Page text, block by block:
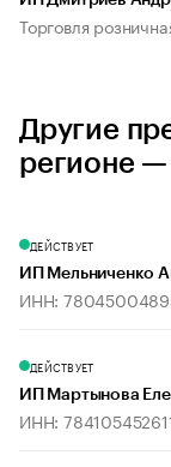
Торговля
Другие
регионе —
ДЕЙСТВУЕТ
ИП Мельниченко
ИНН:
ДЕЙСТВУЕТ
ИП Мартынова
ИНН: